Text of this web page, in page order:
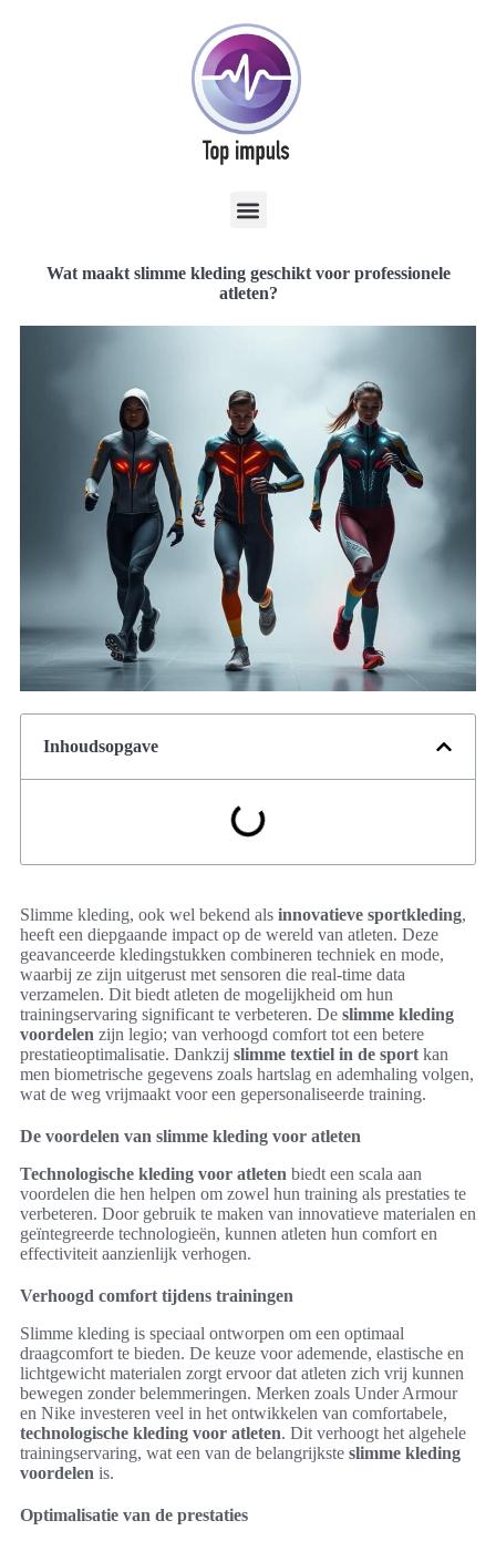
Wat maakt slimme kleding geschikt voor professionele
atleten?
Inhoudsopgave
Slimme kleding, ook wel bekend als innovatieve sportkleding,
heeft een diepgaande impact op de wereld van atleten. Deze
geavanceerde kledingstukken combineren techniek en mode,
waarbij ze zijn uitgerust met sensoren die real-time data
verzamelen. Dit biedt atleten de mogelijkheid om hun
trainingservaring significant te verbeteren. De slimme kleding
voordelen zijn legio; van verhoogd comfort tot een betere
prestatieoptimalisatie. Dankzij slimme textiel in de sport kan
men biometrische gegevens zoals hartslag en ademhaling volgen,
wat de weg vrijmaakt voor een gepersonaliseerde training.
De voordelen van slimme kleding voor atleten
Technologische kleding voor atleten biedt een scala aan
voordelen die hen helpen om zowel hun training als prestaties te
verbeteren. Door gebruik te maken van innovatieve materialen en
geïntegreerde technologieën, kunnen atleten hun comfort en
effectiviteit aanzienlijk verhogen.
Verhoogd comfort tijdens trainingen
Slimme kleding is speciaal ontworpen om een optimaal
draagcomfort te bieden. De keuze voor ademende, elastische en
lichtgewicht materialen zorgt ervoor dat atleten zich vrij kunnen
bewegen zonder belemmeringen. Merken zoals Under Armour
en Nike investeren veel in het ontwikkelen van comfortabele,
technologische kleding voor atleten. Dit verhoogt het algehele
trainingservaring, wat een van de belangrijkste slimme kleding
voordelen is.
Optimalisatie van de prestaties